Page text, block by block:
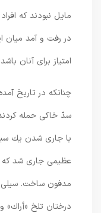
مايل نبودند كه
در رفت و آمد ميان
امتياز براى آنان باشد.
چنانكه در تاريخ
سدّ خاكى حمله
با جارى شدن يك
عظيمى جارى شد كه
مدفون ساخت. سيلى
درختان تلخ «أراك»